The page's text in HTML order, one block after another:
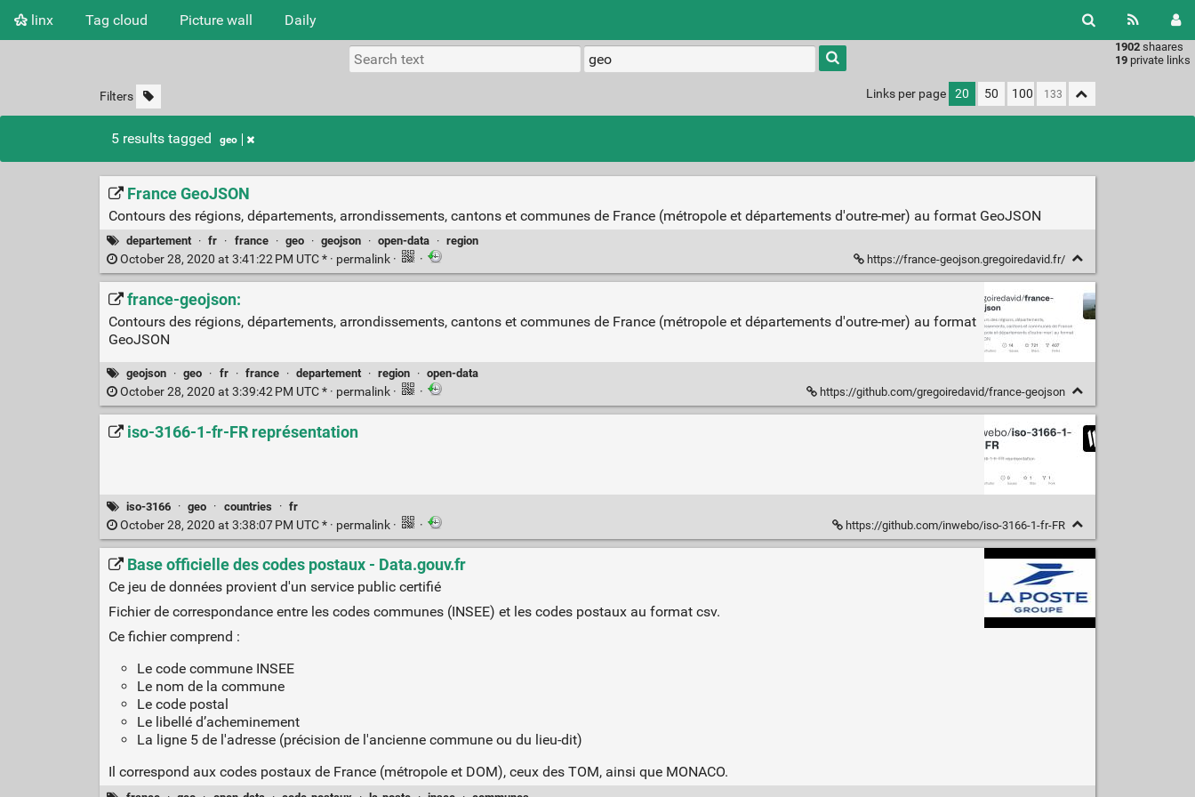
linx Tag cloud Picture wall Daily
1902 shaares
19 private links
Type 1 or
more
characters
results.
Filters Links per page 20 50 100
5 results tagged geo
France GeoJSON
Contours des régions, départements, arrondissements, cantons et communes de France (métropole et départements d'outre-mer) au format GeoJSON
departement · fr · france · geo · geojson · open-data · region
October 28, 2020 at 3:41:22 PM UTC * · permalink · · https://france-geojson.gregoiredavid.fr/
france-geojson:
Contours des régions, départements, arrondissements, cantons et communes de France (métropole et départements d'outre-mer) au format
GeoJSON
geojson · geo · fr · france · departement · region · open-data
October 28, 2020 at 3:39:42 PM UTC * · permalink · · https://github.com/gregoiredavid/france-geojson
iso-3166-1-fr-FR représentation
iso-3166 · geo · countries · fr
October 28, 2020 at 3:38:07 PM UTC * · permalink · · https://github.com/inwebo/iso-3166-1-fr-FR
Base officielle des codes postaux - Data.gouv.fr
Ce jeu de données provient d'un service public certifié
Fichier de correspondance entre les codes communes (INSEE) et les codes postaux au format csv.
Ce fichier comprend :
Le code commune INSEE
Le nom de la commune
Le code postal
Le libellé d’acheminement
La ligne 5 de l'adresse (précision de l'ancienne commune ou du lieu-dit)
Il correspond aux codes postaux de France (métropole et DOM), ceux des TOM, ainsi que MONACO.